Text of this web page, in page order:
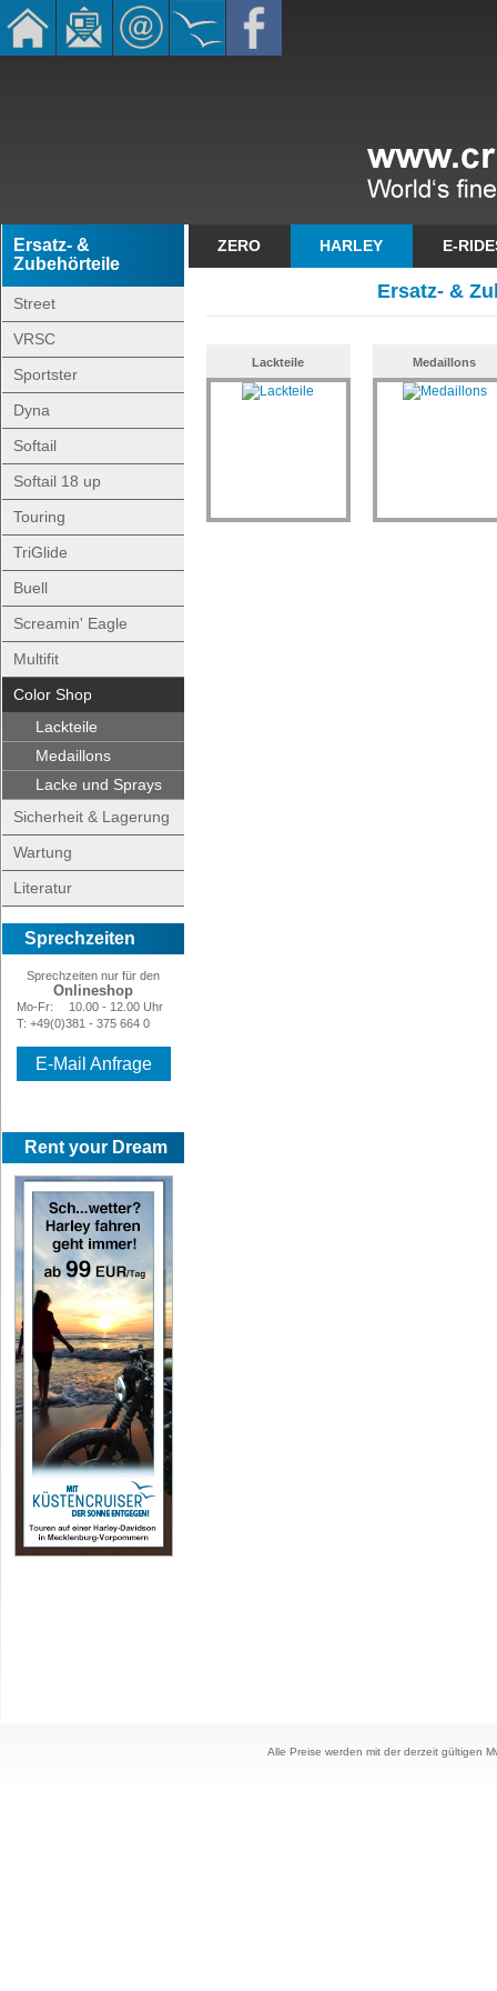
Ersatz- &
Zubehörteile
Street
VRSC
Sportster
Dyna
Softail
Softail 18 up
Touring
TriGlide
Buell
Screamin' Eagle
Multifit
Color Shop
Lackteile
Medaillons
Lacke und Sprays
Sicherheit & Lagerung
Wartung
Literatur
Sprechzeiten
Sprechzeiten nur für den
Onlineshop
Mo-Fr:
10.00 - 12.00 Uhr
T: +49(0)381 - 375 664 0
E-Mail Anfrage
Rent your Dream
ZERO HARLEY E-
Ersatz- &
Lackteile Medaillons
Alle Preise werden mit der derzeit gültigen